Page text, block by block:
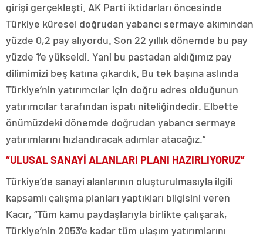
girişi gerçekleşti. AK Parti iktidarları öncesinde
Türkiye küresel doğrudan yabancı sermaye akımından
yüzde 0,2 pay alıyordu. Son 22 yıllık dönemde bu pay
yüzde 1’e yükseldi. Yani bu pastadan aldığımız pay
dilimimizi beş katına çıkardık. Bu tek başına aslında
Türkiye’nin yatırımcılar için doğru adres olduğunun
yatırımcılar tarafından ispatı niteliğindedir. Elbette
önümüzdeki dönemde doğrudan yabancı sermaye
yatırımlarını hızlandıracak adımlar atacağız.”
“ULUSAL SANAYİ ALANLARI PLANI HAZIRLIYORUZ”
Türkiye’de sanayi alanlarının oluşturulmasıyla ilgili
kapsamlı çalışma planları yaptıkları bilgisini veren
Kacır, “Tüm kamu paydaşlarıyla birlikte çalışarak,
Türkiye’nin 2053’e kadar tüm ulaşım yatırımlarını